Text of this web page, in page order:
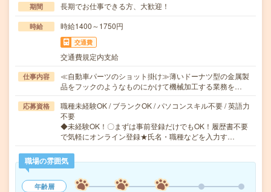
期間 長期でお仕事できる方、大歓迎！
時給 時給1400～1750円
交通費
交通費規定内支給
仕事内容
≪自動車パーツのショット掛け≫薄いドーナツ型の金属製
品をフックのようなものにかけて機械加工する業務を…
応募資格
職種未経験OK / ブランクOK / パソコンスキル不要 / 英語力
不要
◆未経験OK！〇まずは事前登録だけでもOK！履歴書不要
で気軽にオンライン登録★氏名・職種などを入力す…
職場の雰囲気
年齢層